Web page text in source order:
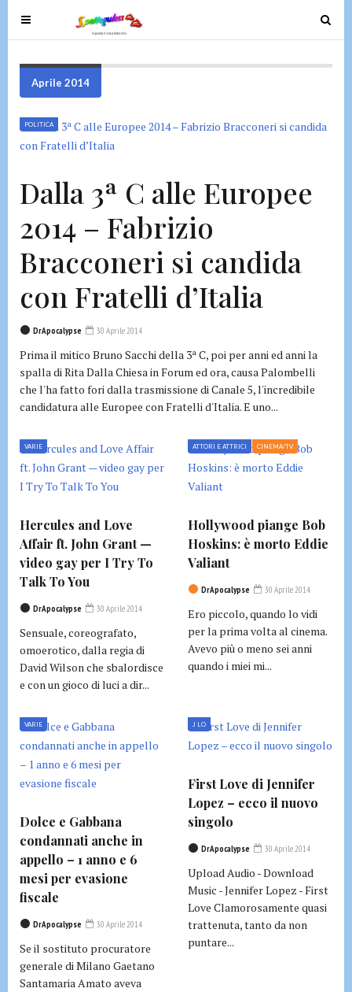
T
o
l
n
a
i
g
a
n
T
o
n
Aprile 2014
POLITICA
Dalla 3ª C alle Europee
2014 – Fabrizio
Bracconeri si candida
con Fratelli d’Italia
DrApocalypse 30 Aprile 2014
Prima il mitico Bruno Sacchi della 3ª C, poi per anni ed anni la
spalla di Rita Dalla Chiesa in Forum ed ora, causa Palombelli
che l'ha fatto fori dalla trasmissione di Canale 5, l'incredibile
candidatura alle Europee con Fratelli d'Italia. E uno...
VARIE
Hercules and Love
Affair ft. John Grant —
video gay per I Try To
Talk To You
DrApocalypse 30 Aprile 2014
Sensuale, coreografato,
omoerotico, dalla regia di
David Wilson che sbalordisce
e con un gioco di luci a dir...
ATTORI E ATTRICI CINEMA/TV
Hollywood piange Bob
Hoskins: è morto Eddie
Valiant
DrApocalypse 30 Aprile 2014
Ero piccolo, quando lo vidi
per la prima volta al cinema.
Avevo più o meno sei anni
quando i miei mi...
VARIE
Dolce e Gabbana
condannati anche in
appello – 1 anno e 6
mesi per evasione
fiscale
DrApocalypse 30 Aprile 2014
Se il sostituto procuratore
generale di Milano Gaetano
Santamaria Amato aveva
J LO
First Love di Jennifer
Lopez – ecco il nuovo
singolo
DrApocalypse 30 Aprile 2014
Upload Audio - Download
Music - Jennifer Lopez - First
Love Clamorosamente quasi
trattenuta, tanto da non
puntare...